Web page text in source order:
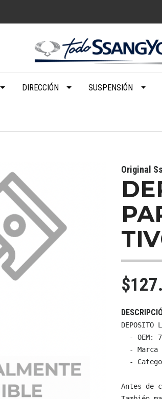
DIRECCIÓN SUSPENSIÓN
Original
DEPOSITO
- OEM:
- Marca
-
Antes de